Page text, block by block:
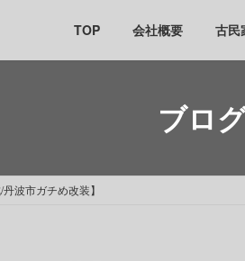
TOP 会社概要 古民
ブロ
波市ガチめ改装】